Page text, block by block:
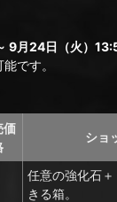
9月24日（火）
です。
価
ショ
任意の強化石
きる箱。